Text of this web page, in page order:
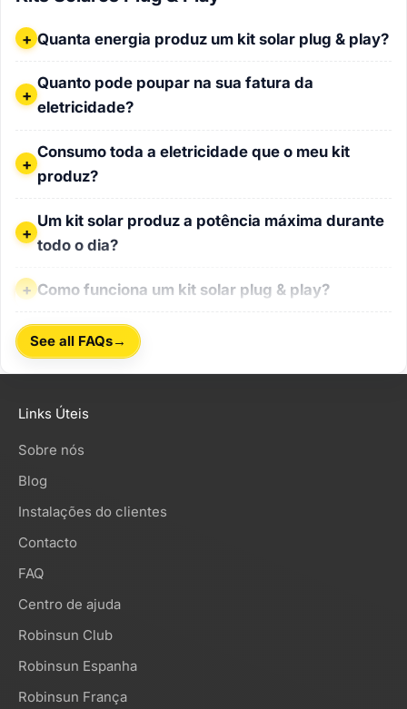
Quanta energia produz um kit solar plug & play?
Quanta energia produz um kit solar plug & play?
Quanto pode poupar na sua fatura da
eletricidade?
Consumo toda a eletricidade que o meu kit
produz?
Um kit solar produz a potência máxima durante
todo o dia?
Como funciona um kit solar plug & play?
Como funciona um kit solar plug & play?
See all FAQs→
Links Úteis
Sobre nós
Blog
Instalações do clientes
Contacto
FAQ
Centro de ajuda
Robinsun Club
Robinsun Espanha
Robinsun França